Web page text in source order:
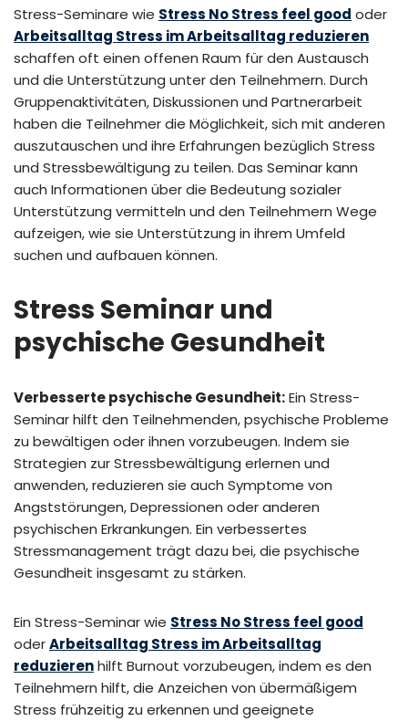
Stress-Seminare wie Stress No Stress feel good oder
Arbeitsalltag Stress im Arbeitsalltag reduzieren
schaffen oft einen offenen Raum für den Austausch
und die Unterstützung unter den Teilnehmern. Durch
Gruppenaktivitäten, Diskussionen und Partnerarbeit
haben die Teilnehmer die Möglichkeit, sich mit anderen
auszutauschen und ihre Erfahrungen bezüglich Stress
und Stressbewältigung zu teilen. Das Seminar kann
auch Informationen über die Bedeutung sozialer
Unterstützung vermitteln und den Teilnehmern Wege
aufzeigen, wie sie Unterstützung in ihrem Umfeld
suchen und aufbauen können.
Stress Seminar und
psychische Gesundheit
Verbesserte psychische Gesundheit:Ein Stress-
Seminar hilft den Teilnehmenden, psychische Probleme
zu bewältigen oder ihnen vorzubeugen. Indem sie
Strategien zur Stressbewältigung erlernen und
anwenden, reduzieren sie auch Symptome von
Angststörungen, Depressionen oder anderen
psychischen Erkrankungen. Ein verbessertes
Stressmanagement trägt dazu bei, die psychische
Gesundheit insgesamt zu stärken.
Ein Stress-Seminar wie Stress No Stress feel good
oderArbeitsalltag Stress im Arbeitsalltag
reduzierenhilft Burnout vorzubeugen, indem es den
Teilnehmern hilft, die Anzeichen von übermäßigem
Stress frühzeitig zu erkennen und geeignete